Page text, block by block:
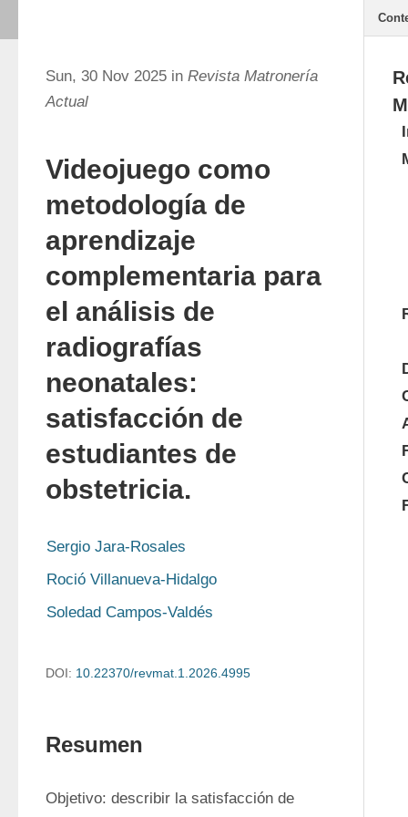
Sun, 30 Nov 2025 in Revista Matronería
Actual
Videojuego como
metodología de
aprendizaje
complementaria para
el análisis de
radiografías
neonatales:
satisfacción de
estudiantes de
obstetricia.
Sergio Jara-Rosales
Roció Villanueva-Hidalgo
Soledad Campos-Valdés
DOI: 10.22370/revmat.1.2026.4995
Resumen
Objetivo: describir la satisfacción de